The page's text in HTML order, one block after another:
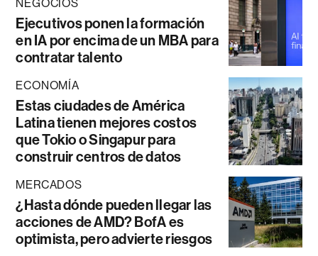
NEGOCIOS
Ejecutivos ponen la formación
en IA por encima de un MBA para
contratar talento
ECONOMÍA
Estas ciudades de América
Latina tienen mejores costos
que Tokio o Singapur para
construir centros de datos
MERCADOS
¿Hasta dónde pueden llegar las
acciones de AMD? BofA es
optimista, pero advierte riesgos